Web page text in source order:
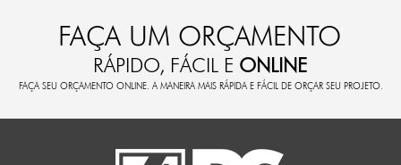
FAÇA UM ORÇAMENTO
RÁPIDO, FÁCIL E ONLINE
FAÇA SEU ORÇAMENTO ONLINE. A MANEIRA MAIS RÁPIDA E FÁCIL DE ORÇAR SEU PROJETO.